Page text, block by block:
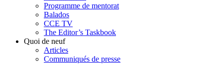
Programme de mentorat
Balados
CCE TV
The Editor’s Taskbook
Quoi de neuf
Articles
Communiqués de presse